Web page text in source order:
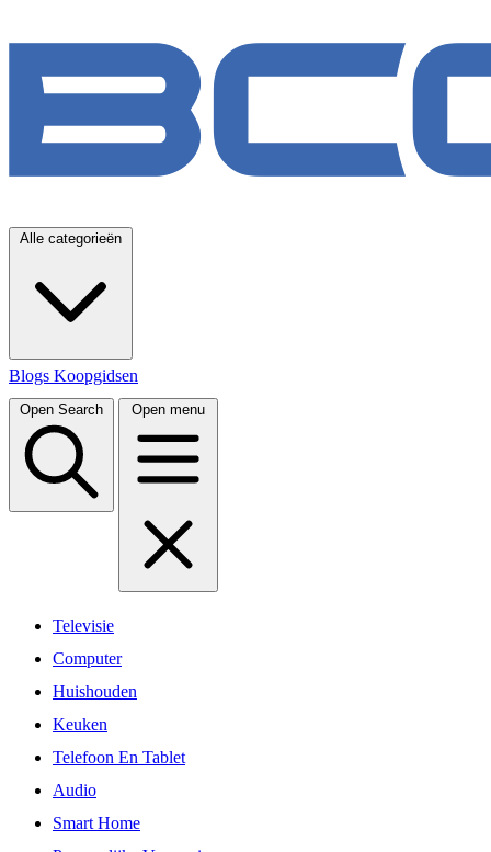
Alle categorieën
Blogs Koopgidsen
Open Search Open menu
Televisie
Computer
Huishouden
Keuken
Telefoon En Tablet
Audio
Smart Home